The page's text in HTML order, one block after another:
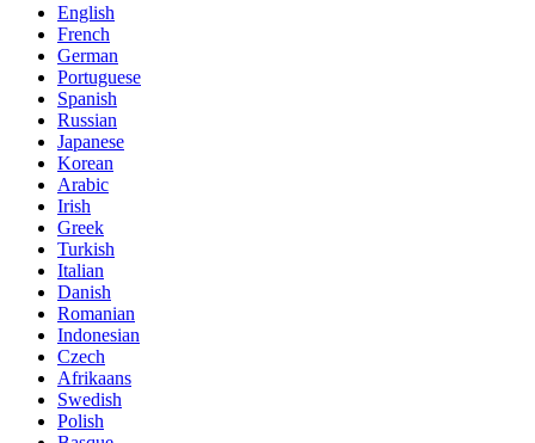
English
French
German
Portuguese
Spanish
Russian
Japanese
Korean
Arabic
Irish
Greek
Turkish
Italian
Danish
Romanian
Indonesian
Czech
Afrikaans
Swedish
Polish